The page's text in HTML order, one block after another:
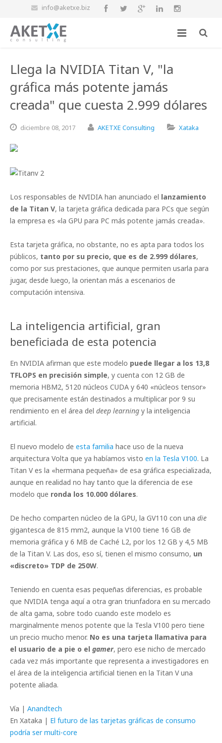
info@aketxe.biz
Llega la NVIDIA Titan V, "la
gráfica más potente jamás
creada" que cuesta 2.999 dólares
diciembre 08, 2017 AKETXE Consulting Xataka
Los responsables de NVIDIA han anunciado el lanzamiento
de la Titan V, la tarjeta gráfica dedicada para PCs que según
la empresa es «la GPU para PC más potente jamás creada».
Esta tarjeta gráfica, no obstante, no es apta para todos los
públicos, tanto por su precio, que es de 2.999 dólares,
como por sus prestaciones, que aunque permiten usarla para
jugar, desde luego, la orientan más a escenarios de
computación intensiva.
La inteligencia artificial, gran
beneficiada de esta potencia
En NVIDIA afirman que este modelo puede llegar a los 13,8
TFLOPS en precisión simple, y cuenta con 12 GB de
memoria HBM2, 5120 núcleos CUDA y 640 «núcleos tensor»
que precisamente están destinados a multiplicar por 9 su
rendimiento en el área del deep learning y la inteligencia
artificial.
El nuevo modelo de esta familia hace uso de la nueva
arquitectura Volta que ya habíamos visto en la Tesla V100. La
Titan V es la «hermana pequeña» de esa gráfica especializada,
aunque en realidad no hay tanto que la diferencia de ese
modelo que ronda los 10.000 dólares.
De hecho comparten núcleo de la GPU, la GV110 con una die
gigantesca de 815 mm2, aunque la V100 tiene 16 GB de
memoria gráfica y 6 MB de Caché L2, por los 12 GB y 4,5 MB
de la Titan V. Las dos, eso sí, tienen el mismo consumo, un
«discreto» TDP de 250W.
Teniendo en cuenta esas pequeñas diferencias, es probable
que NVIDIA tenga aquí a otra gran triunfadora en su mercado
de alta gama, sobre todo cuando este modelo es
marginalmente menos potente que la Tesla V100 pero tiene
un precio mucho menor. No es una tarjeta llamativa para
el usuario de a pie o el gamer, pero ese nicho de mercado
cada vez más importante que representa a investigadores en
el área de la inteligencia artificial tienen en la Titan V una
potente aliada.
Vía | Anandtech
En Xataka | El futuro de las tarjetas gráficas de consumo
podría ser multi-core